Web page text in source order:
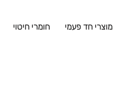
מוצרי חד פעמי חומרי חיטוי